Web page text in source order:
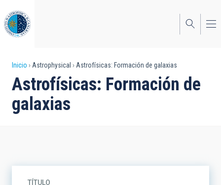
al
contenido
principal
Sobrescribir
enlaces
de
Inicio Astrophysical Astrofísicas: Formación de galaxias
Astrofísicas: Formación de
galaxias
TÍTULO